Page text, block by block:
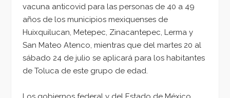
vacuna anticovid para las personas de 40 a 49
años de los municipios mexiquenses de
Huixquilucan, Metepec, Zinacantepec, Lerma y
San Mateo Atenco, mientras que del martes 20 al
sábado 24 de julio se aplicará para los habitantes
de Toluca de este grupo de edad.